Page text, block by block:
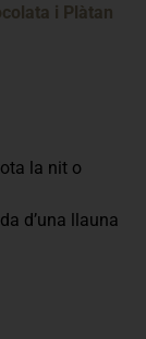
i Plàtan
la nit o
d’una llauna